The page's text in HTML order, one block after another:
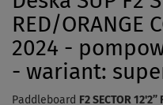
RED/ORANGE
2024 -
- wariant:
Paddleboard F2 SECTOR